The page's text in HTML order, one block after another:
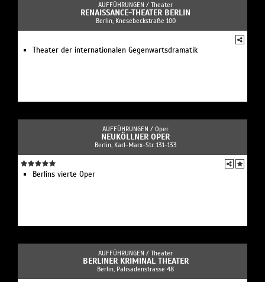
AUFFÜHRUNGEN / Theater
RENAISSANCE-THEATER BERLIN
Berlin, Knesebeckstraße 100
Theater der internationalen Gegenwartsdramatik
AUFFÜHRUNGEN / Oper
NEUKÖLLNER OPER
Berlin, Karl-Marx-Str. 131-133
Berlins vierte Oper
AUFFÜHRUNGEN / Theater
BERLINER KRIMINAL THEATER
Berlin, Palisadenstrasse 48